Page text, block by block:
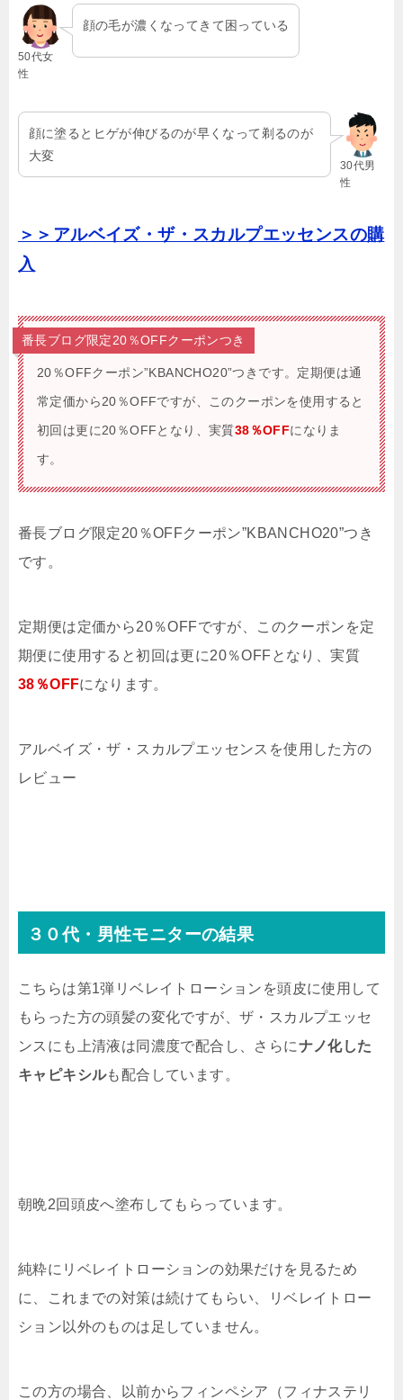
50代女
性
顔の毛が濃くなってきて困っている
30代男
性
顔に塗るとヒゲが伸びるのが早くなって剃るのが
大変
＞＞アルベイズ・ザ・スカルプエッセンスの購
入
番長ブログ限定20％OFFクーポンつき
20％OFFクーポン”KBANCHO20”つきです。 定期便は通
常定価から20％OFFですが、このクーポンを使用すると
初回は更に20％OFFとなり、実質38％OFFになりま
す。
番長ブログ限定20％OFFクーポン”KBANCHO20”つき
です。
定期便は定価から20％OFFですが、このクーポンを定
期便に使用すると初回は更に20％OFFとなり、実質
38％OFFになります。
アルベイズ・ザ・スカルプエッセンスを使用した方の
レビュー
３０代・男性モニターの結果
こちらは第1弾リベレイトローションを頭皮に使用して
もらった方の頭髪の変化ですが、ザ・スカルプエッセ
ンスにも上清液は同濃度で配合し、さらにナノ化した
キャピキシルも配合しています。
朝晩2回頭皮へ塗布してもらっています。
純粋にリベレイトローションの効果だけを見るため
に、これまでの対策は続けてもらい、リベレイトロー
ション以外のものは足していません。
この方の場合、以前からフィンペシア（フィナステリ